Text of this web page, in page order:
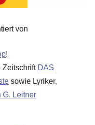
von
!
Zeitschrift DAS
sowie Lyriker,
G. Leitner